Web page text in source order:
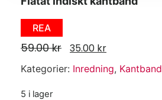
REA
59.00kr 35.00 kr
Kategorier: Inredning, Kantband
5 i lager